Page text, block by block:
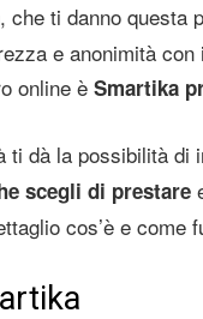
, che ti danno questa
e anonimità
online è Smartika
ti dà la possibilità di
scegli di prestare
cos’è e come